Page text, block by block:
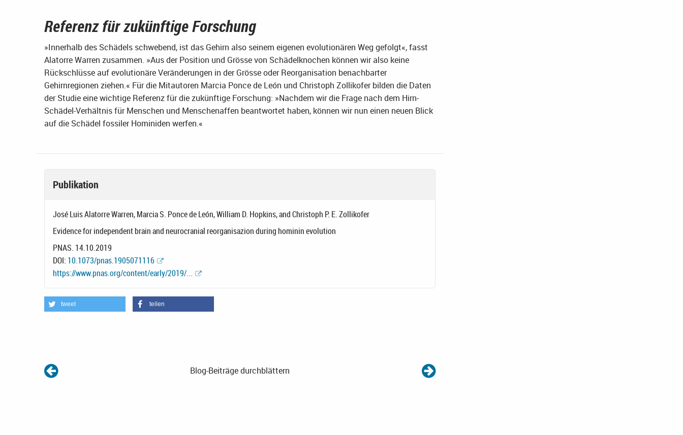
Referenz für zukünftige Forschung
»Innerhalb des Schädels schwebend, ist das Gehirn also seinem eigenen evolutionären Weg gefolgt«, fasst
Alatorre Warren zusammen. »Aus der Position und Grösse von Schädelknochen können wir also keine
Rückschlüsse auf evolutionäre Veränderungen in der Grösse oder Reorganisation benachbarter
Gehirnregionen ziehen.« Für die Mitautoren Marcia Ponce de León und Christoph Zollikofer bilden die Daten
der Studie eine wichtige Referenz für die zukünftige Forschung: »Nachdem wir die Frage nach dem Hirn-
Schädel-Verhältnis für Menschen und Menschenaffen beantwortet haben, können wir nun einen neuen Blick
auf die Schädel fossiler Hominiden werfen.«
Publikation
José Luis Alatorre Warren, Marcia S. Ponce de León, William D. Hopkins, and Christoph P. E. Zollikofer
Evidence for independent brain and neurocranial reorganisazion during hominin evolution
PNAS. 14.10.2019
DOI: 10.1073/pnas.1905071116
https://www.pnas.org/content/early/2019/...
tweet teilen
Blog-Beiträge durchblättern